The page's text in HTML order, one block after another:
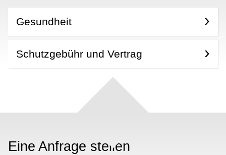
Gesundheit
Schutzgebühr und Vertrag
Eine Anfrage stellen